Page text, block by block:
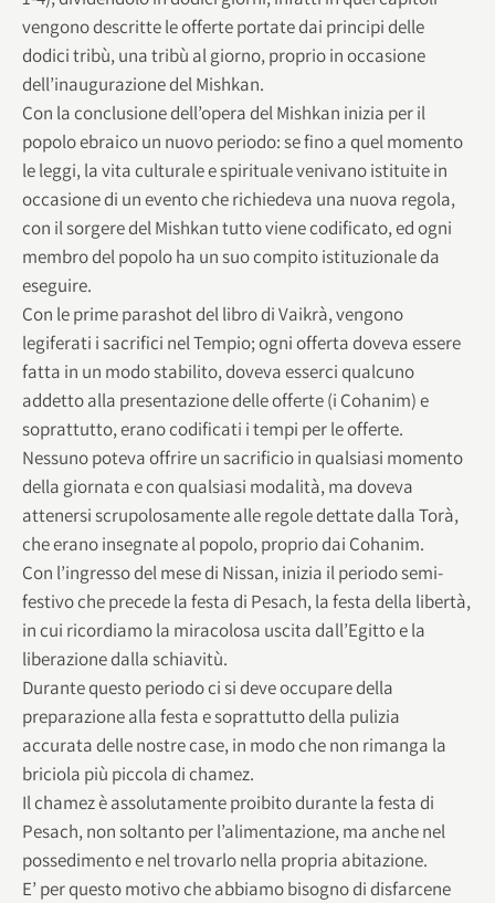
vengono descritte le offerte portate dai principi delle
dodici tribù, una tribù al giorno, proprio in occasione
dell’inaugurazione del Mishkan.
Con la conclusione dell’opera del Mishkan inizia per il
popolo ebraico un nuovo periodo: se fino a quel momento
le leggi, la vita culturale e spirituale venivano istituite in
occasione di un evento che richiedeva una nuova regola,
con il sorgere del Mishkan tutto viene codificato, ed ogni
membro del popolo ha un suo compito istituzionale da
eseguire.
Con le prime parashot del libro di Vaikrà, vengono
legiferati i sacrifici nel Tempio; ogni offerta doveva essere
fatta in un modo stabilito, doveva esserci qualcuno
addetto alla presentazione delle offerte (i Cohanim) e
soprattutto, erano codificati i tempi per le offerte.
Nessuno poteva offrire un sacrificio in qualsiasi momento
della giornata e con qualsiasi modalità, ma doveva
attenersi scrupolosamente alle regole dettate dalla Torà,
che erano insegnate al popolo, proprio dai Cohanim.
Con l’ingresso del mese di Nissan, inizia il periodo semi-
festivo che precede la festa di Pesach, la festa della libertà,
in cui ricordiamo la miracolosa uscita dall’Egitto e la
liberazione dalla schiavitù.
Durante questo periodo ci si deve occupare della
preparazione alla festa e soprattutto della pulizia
accurata delle nostre case, in modo che non rimanga la
briciola più piccola di chamez.
Il chamez è assolutamente proibito durante la festa di
Pesach, non soltanto per l’alimentazione, ma anche nel
possedimento e nel trovarlo nella propria abitazione.
E’ per questo motivo che abbiamo bisogno di disfarcene